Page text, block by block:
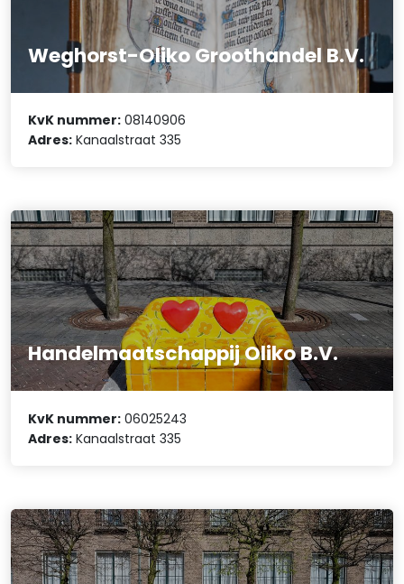
Weghorst-Oliko Groothandel B.V.
KvK nummer: 08140906
Adres: Kanaalstraat 335
Handelmaatschappij Oliko B.V.
KvK nummer: 06025243
Adres: Kanaalstraat 335